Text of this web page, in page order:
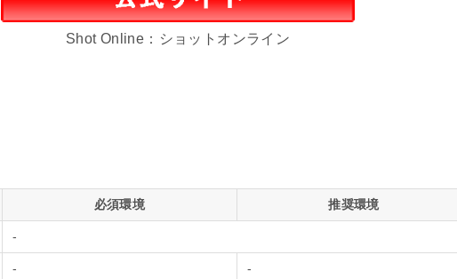
Shot Online：ショットオンライン
必須環境 推奨環境
-
- -